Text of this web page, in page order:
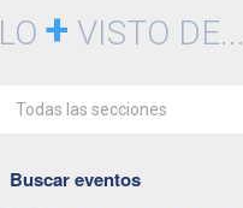
LO+ VISTO DE...
Todas las secciones
Buscar eventos